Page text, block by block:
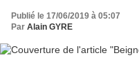
Publié le 17/06/2019 à 05:07
Par Alain GYRE